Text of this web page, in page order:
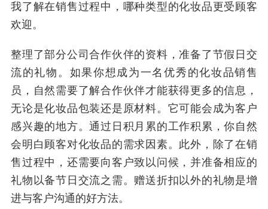
我了解在销售过程中，哪种类型的化妆品更受顾客
欢迎。
整理了部分公司合作伙伴的资料，准备了节假日交
流的礼物。如果你想成为一名优秀的化妆品销售
员，自然需要了解合作伙伴才能获得更多的信息，
无论是化妆品包装还是原材料。它可能会成为客户
感兴趣的地方。通过日积月累的工作积累，你自然
会明白顾客对化妆品的需求因素。此外，除了在销
售过程中，还需要向客户致以问候，并准备相应的
礼物以备节日交流之需。赠送折扣以外的礼物是增
进与客户沟通的好方法。